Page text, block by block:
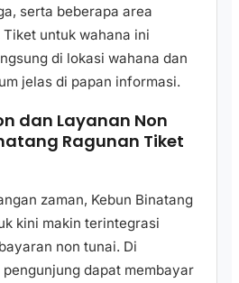
serta beberapa area
untuk wahana ini
di lokasi wahana dan
jelas di papan informasi.
dan Layanan Non
Ragunan Tiket
zaman, Kebun Binatang
kini makin terintegrasi
non tunai. Di
dapat membayar